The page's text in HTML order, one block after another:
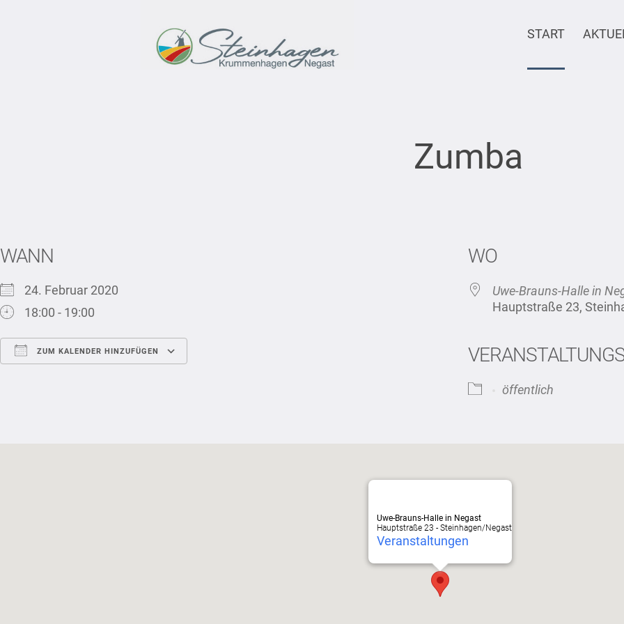
START
Zumba
WANN
24. Februar 2020
18:00 - 19:00
ZUM KALENDER HINZUFÜGEN
WO
Uwe-Brauns-Halle in
Hauptstraße 23,
öffentlich
Uwe-Brauns-Halle in Negast
Hauptstraße 23 - Steinhagen/Negast
Veranstaltungen